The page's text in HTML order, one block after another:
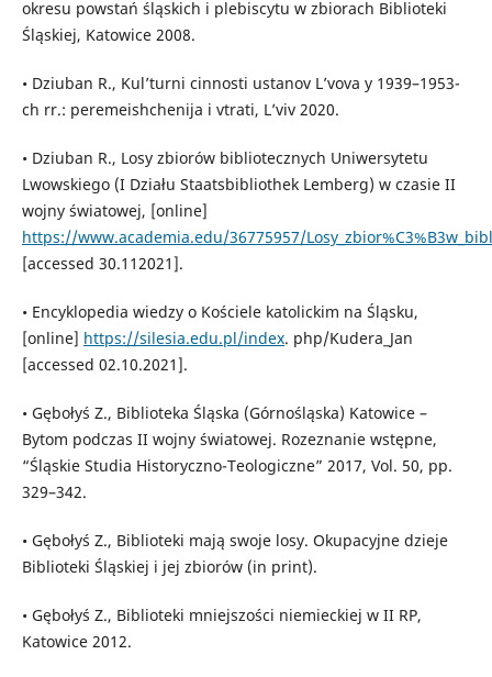
okresu powstań śląskich i plebiscytu w zbiorach Biblioteki
Śląskiej, Katowice 2008.
• Dziuban R., Kul’turni cinnosti ustanov L’vova y 1939–1953-
ch rr.: peremeishchenija i vtrati, L’viv 2020.
• Dziuban R., Losy zbiorów bibliotecznych Uniwersytetu
Lwowskiego (I Działu Staatsbibliothek Lemberg) w czasie II
wojny światowej, [online]
https://www.academia.edu/36775957/
[accessed 30.112021].
• Encyklopedia wiedzy o Kościele katolickim na Śląsku,
[online] https://silesia.edu.pl/index. php/Kudera_Jan
[accessed 02.10.2021].
• Gębołyś Z., Biblioteka Śląska (Górnośląska) Katowice –
Bytom podczas II wojny światowej. Rozeznanie wstępne,
“Śląskie Studia Historyczno-Teologiczne” 2017, Vol. 50, pp.
329–342.
• Gębołyś Z., Biblioteki mają swoje losy. Okupacyjne dzieje
Biblioteki Śląskiej i jej zbiorów (in print).
• Gębołyś Z., Biblioteki mniejszości niemieckiej w II RP,
Katowice 2012.